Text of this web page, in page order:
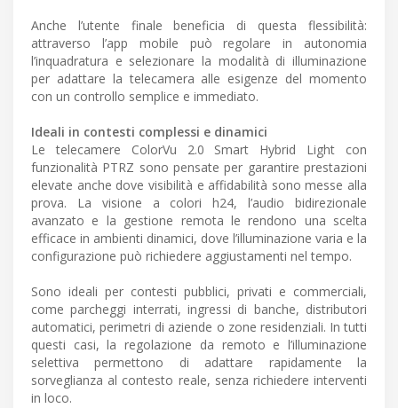
Anche l’utente finale beneficia di questa flessibilità:
attraverso l’app mobile può regolare in autonomia
l’inquadratura e selezionare la modalità di illuminazione
per adattare la telecamera alle esigenze del momento
con un controllo semplice e immediato.
Ideali in contesti complessi e dinamici
Le telecamere ColorVu 2.0 Smart Hybrid Light con
funzionalità PTRZ sono pensate per garantire prestazioni
elevate anche dove visibilità e affidabilità sono messe alla
prova. La visione a colori h24, l’audio bidirezionale
avanzato e la gestione remota le rendono una scelta
efficace in ambienti dinamici, dove l’illuminazione varia e la
configurazione può richiedere aggiustamenti nel tempo.
Sono ideali per contesti pubblici, privati e commerciali,
come parcheggi interrati, ingressi di banche, distributori
automatici, perimetri di aziende o zone residenziali. In tutti
questi casi, la regolazione da remoto e l’illuminazione
selettiva permettono di adattare rapidamente la
sorveglianza al contesto reale, senza richiedere interventi
in loco.